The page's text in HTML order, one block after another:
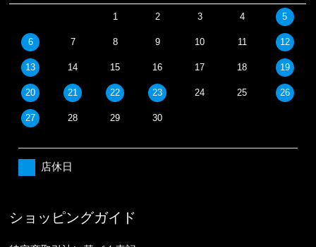
1 2 3 4 5
6 7 8 9 10 11 12
13 14 15 16 17 18 19
20 21 22 23 24 25 26
27 28 29 30
店休日
ショッピングガイド